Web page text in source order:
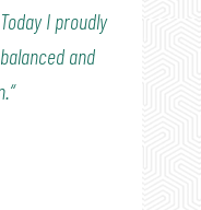
I proudly
and